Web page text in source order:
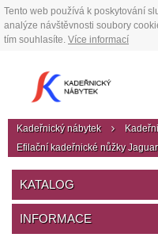
Tento web používá k poskytování
analýze návštěvnosti soubory
tím souhlasíte. Více informací
Kadeřnický nábytek
Efilační kadeřnické nůžky
KATALOG
INFORMACE